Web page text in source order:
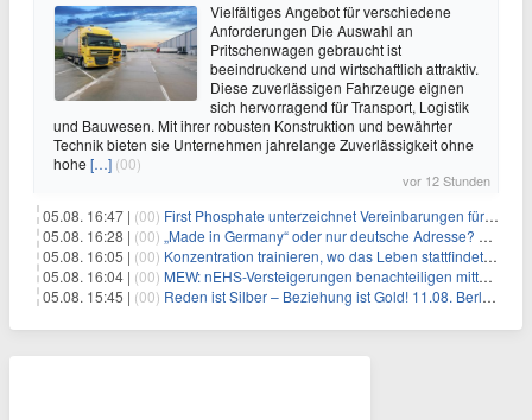
Vielfältiges Angebot für verschiedene
Anforderungen Die Auswahl an
Pritschenwagen gebraucht ist
beeindruckend und wirtschaftlich attraktiv.
Diese zuverlässigen Fahrzeuge eignen
sich hervorragend für Transport, Logistik
und Bauwesen. Mit ihrer robusten Konstruktion und bewährter
Technik bieten sie Unternehmen jahrelange Zuverlässigkeit ohne
hohe […] (00)
vor 12 Stunden
05.08. 16:47 | (00) First Phosphate unterzeichnet Vereinbarungen für nicht zu refundierende Zuwendungen in Höhe von 4,84 Mio. $ von der kanadischen Regierung für Straßeninfrastruktur und Stromübertragungsleitungen
05.08. 16:28 | (00) „Made in Germany“ oder nur deutsche Adresse? So erkennen Sie, wo Ihre Leiterplatten wirklich gefertigt werden
05.08. 16:05 | (00) Konzentration trainieren, wo das Leben stattfindet: Mobile EEG-Technologie bringt Neurofeedback in den Alltag
05.08. 16:04 | (00) MEW: nEHS-Versteigerungen benachteiligen mittelständische Unternehmen
05.08. 15:45 | (00) Reden ist Silber – Beziehung ist Gold! 11.08. Berlin – 18:30 Uhr